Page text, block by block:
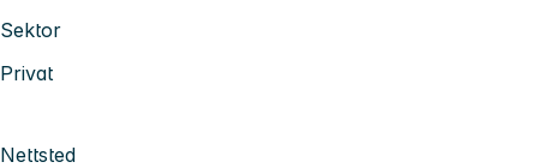
Sektor
Privat
Nettsted